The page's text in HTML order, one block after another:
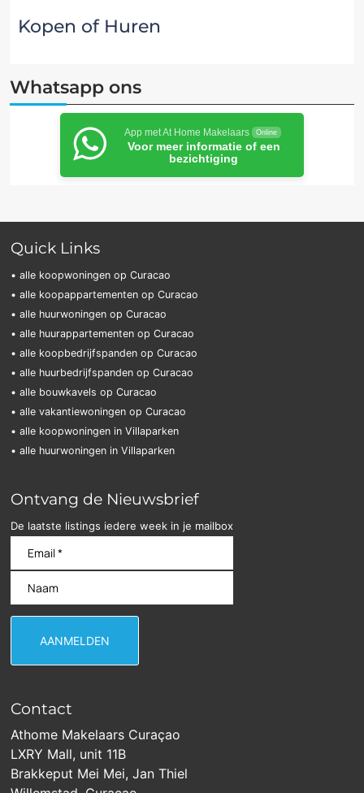
Kopen of Huren
Whatsapp ons
App met At Home Makelaars Online
Voor meer informatie of een
bezichtiging
Quick Links
• alle koopwoningen op Curacao
• alle koopappartementen op Curacao
• alle huurwoningen op Curacao
• alle huurappartementen op Curacao
• alle koopbedrijfspanden op Curacao
• alle huurbedrijfspanden op Curacao
• alle bouwkavels op Curacao
• alle vakantiewoningen op Curacao
• alle koopwoningen in Villaparken
• alle huurwoningen in Villaparken
Ontvang de Nieuwsbrief
De laatste listings iedere week in je mailbox
Contact
Athome Makelaars Curaçao
LXRY Mall, unit 11B
Brakkeput Mei Mei, Jan Thiel